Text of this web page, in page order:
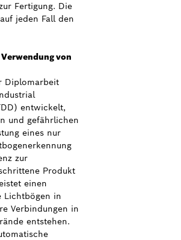
Fertigung. Die
jeden Fall den
von
Diplomarbeit
entwickelt,
und gefährlichen
eines nur
zur
Produkt
einen
Lichtbögen in
Verbindungen in
entstehen.